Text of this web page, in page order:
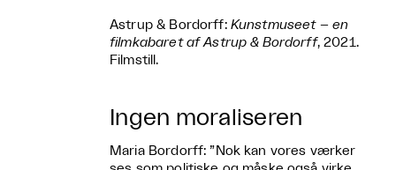
Astrup & Bordorff: Kunstmuseet – en
filmkabaret af Astrup & Bordorff, 2021.
Filmstill.
Ingen moraliseren
Maria Bordorff: ”Nok kan vores værker